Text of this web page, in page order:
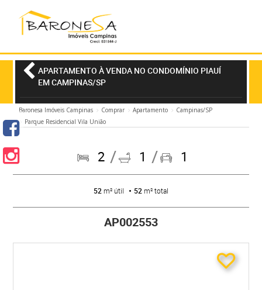
APARTAMENTO À VENDA NO CONDOMÍNIO PIAUÍ
EM CAMPINAS/SP
Baronesa Imóveis Campinas Comprar Apartamento
Campinas/SP
Parque Residencial Vila União
2 1 1
52 m² útil 52 m² total
AP002553